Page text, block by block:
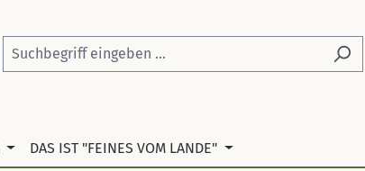
DAS IST "FEINES VOM LANDE"